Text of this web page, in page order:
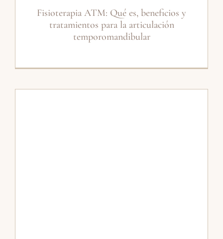
Fisioterapia ATM: Qué es, beneficios y
tratamientos para la articulación
temporomandibular